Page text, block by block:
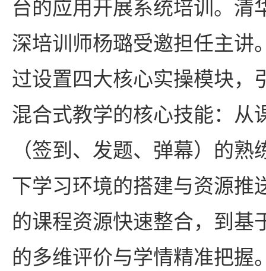
台的应用开展系统培训。清
深培训师杨璐受邀担任主讲
过设置四大核心实操模块，
混合式教学的核心技能：从
（签到、发题、弹幕）的
下学习环境的搭建与资源推
的课程资源快速整合，到基
的多维评价与学情精准把握